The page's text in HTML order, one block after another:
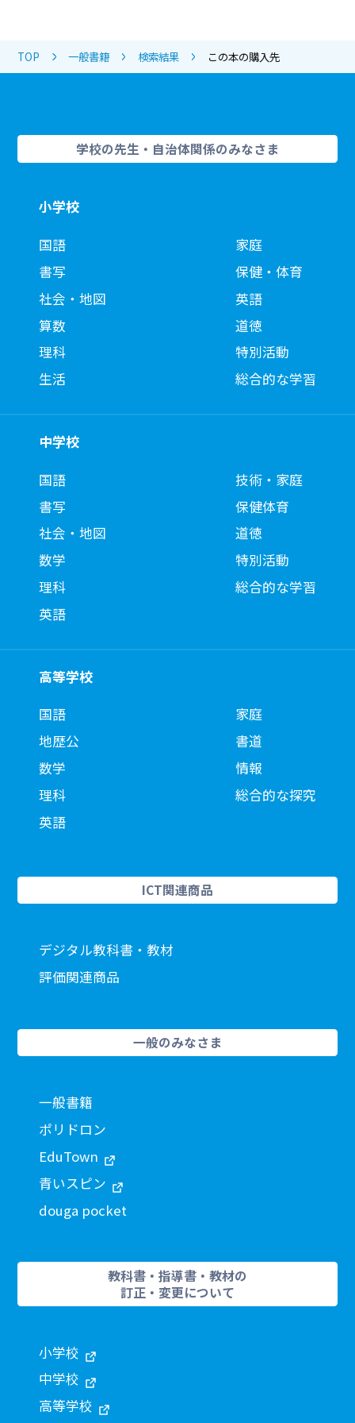
TOP 一般書籍 検索結果 この本の購入先
学校の先生・自治体関係のみなさま
小学校
国語
書写
社会・地図
算数
理科
生活
家庭
保健・体育
英語
道徳
特別活動
総合的な学習
中学校
国語
書写
社会・地図
数学
理科
英語
技術・家庭
保健体育
道徳
特別活動
総合的な学習
高等学校
国語
地歴公
数学
理科
英語
家庭
書道
情報
総合的な探究
ICT関連商品
デジタル教科書・教材
評価関連商品
一般のみなさま
一般書籍
ポリドロン
EduTown
青いスピン
douga pocket
教科書・指導書・教材の
訂正・変更について
小学校
中学校
高等学校